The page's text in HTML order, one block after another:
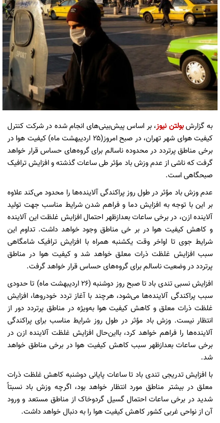
به گزارشبولتن نیوز، بر اساس پیش‌بینی‌های انجام‌ شده در شرکت کنترل
کیفیت هوای شهر تهران، در صبح امروز(۲۵ اردیبهشت ماه) کیفیت هوا در
برخی مناطق پرتردد در محدوده ناسالم برای گروه‌های حساس قرار خواهد
گرفت که ناشی از عدم وزش باد مؤثر طی ساعات گذشته و افزایش ترافیک
صبحگاهی است.
عدم وزش باد مؤثر در طول روز پراکندگی آلاینده‌ها را محدود می‌کند علاوه‌
بر این با توجه به افزایش دما و فراهم شدن شرایط مناسب جهت تولید
آلاینده ازن، در برخی ساعات بعدازظهر احتمال افزایش غلظت این آلاینده
و کاهش کیفیت هوا در بر خی مناطق وجود خواهد داشت. تداوم این
شرایط جوی تا اواخر وقت یکشنبه همراه با افزایش ترافیک شامگاهی
سبب افزایش غلظت ذرات معلق خواهد شد و کیفیت هوا در مناطق
پرتردد در وضعیت ناسالم برای گروه‌های حساس قرار خواهد گرفت.
افزایش نسبی تندی باد تا صبح روز دوشنبه (۲۶ اردیبهشت ماه) تا حدودی
سبب پراکندگی آلاینده‌ها می‌شود، هرچند با آغاز تردد خودروها، افزایش
غلظت ذرات معلق و کاهش کیفیت هوا به‌ویژه در مناطق پرتردد دور از
انتظار نیست. وزش باد مؤثر در طول روز شرایط مناسب برای پراکندگی
آلاینده‌ها را فراهم خواهد کرد، بااین‌حال افزایش غلظت آلاینده ازن در
برخی ساعات بعدازظهر سبب کاهش کیفیت هوا در برخی مناطق خواهد
شد.
با افزایش تدریجی تندی باد تا ساعات پایانی دوشنبه کاهش غلظت ذرات
معلق در بیشتر مناطق مورد انتظار خواهد بود، اگرچه وزش باد نسبتاً
شدید در برخی ساعات احتمال گسیل گردوخاک از مناطق مستعد و ورود
آن از نواحی غربی کشور کاهش کیفیت هوا را به‌ دنبال خواهد داشت.